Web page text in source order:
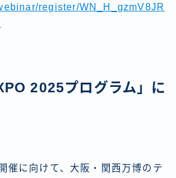
register/WN_H_gzmV8JR
2025プログラム」に
催に向けて、大阪・関西万博のテ